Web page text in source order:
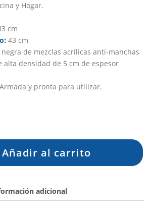
y Hogar.
cm
43 cm
de mezclas acrílicas anti-manchas
alta densidad de 5 cm de espesor
y pronta para utilizar.
Añadir al carrito
adicional